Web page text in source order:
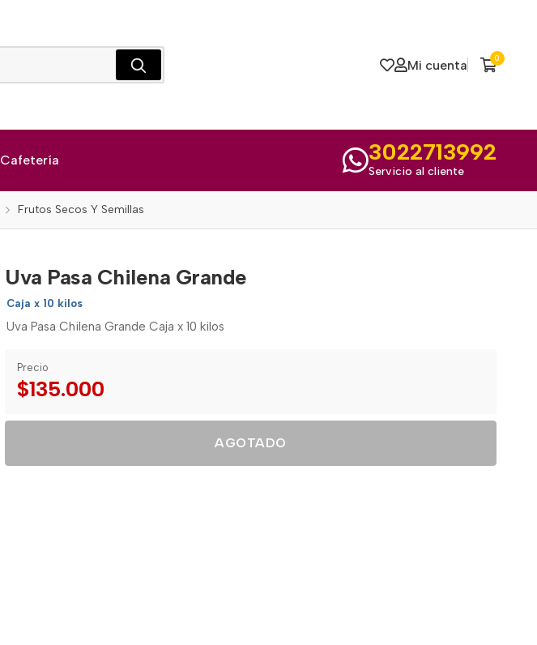
Mi cuenta 0
Cafetería 3022713992
Servicio al cliente
Frutos Secos Y Semillas
Uva Pasa Chilena Grande
Caja x 10 kilos
Uva Pasa Chilena Grande Caja x 10 kilos
Precio
$135.000
AGOTADO